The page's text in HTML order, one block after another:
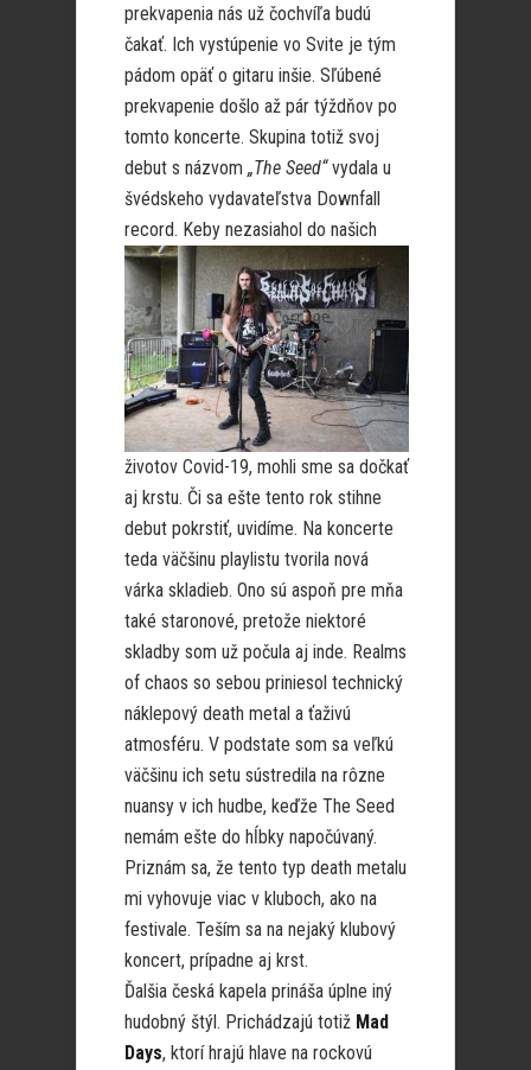
prekvapenia nás už čochvíľa budú
čakať. Ich vystúpenie vo Svite je tým
pádom opäť o gitaru inšie. Sľúbené
prekvapenie došlo až pár týždňov po
tomto koncerte. Skupina totiž svoj
debut s názvom „The Seed“vydala u
švédskeho vydavateľstva Downfall
record. Keby nezasiahol do našich
životov Covid-19, mohli sme sa dočkať
aj krstu. Či sa ešte tento rok stihne
debut pokrstiť, uvidíme. Na koncerte
teda väčšinu playlistu tvorila nová
várka skladieb. Ono sú aspoň pre mňa
také staronové, pretože niektoré
skladby som už počula aj inde. Realms
of chaos so sebou priniesol technický
náklepový death metal a ťaživú
atmosféru. V podstate som sa veľkú
väčšinu ich setu sústredila na rôzne
nuansy v ich hudbe, keďže The Seed
nemám ešte do hĺbky napočúvaný.
Priznám sa, že tento typ death metalu
mi vyhovuje viac v kluboch, ako na
festivale. Teším sa na nejaký klubový
koncert, prípadne aj krst.
Ďalšia česká kapela prináša úplne iný
hudobný štýl. Prichádzajú totiž Mad
Days, ktorí hrajú hlave na rockovú